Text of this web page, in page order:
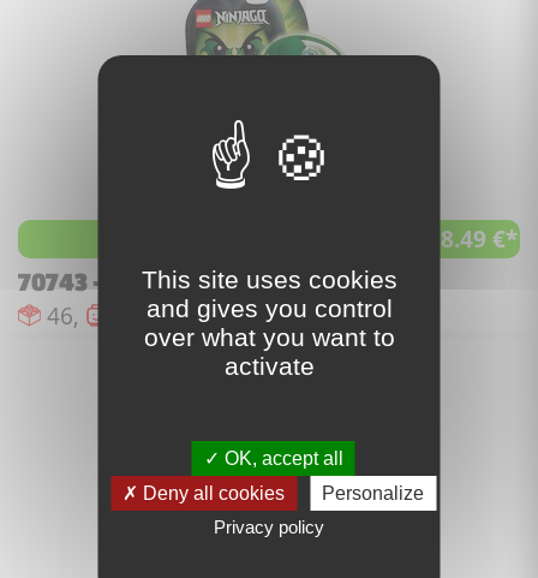
188.49 €*
70743 - Airjitzu Morro Flyer
Nombre de pièces :
46, Nombre de figurines :
Date de sortie :
juin 2015
This site uses cookies
and gives you control
over what you want to
activate
OK, accept all
Deny all cookies
Personalize
Privacy policy